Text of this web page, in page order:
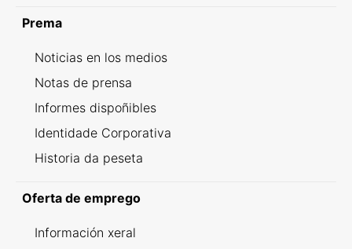
Prema
Noticias en los medios
Notas de prensa
Informes dispoñibles
Identidade Corporativa
Historia da peseta
Oferta de emprego
Información xeral